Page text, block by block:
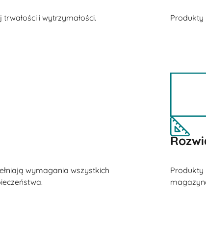
i wytrzymałości. Produkty
wymagania wszystkich
Produkty